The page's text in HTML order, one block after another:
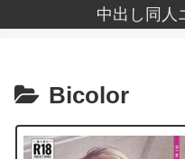
中出し同人
Bicolor